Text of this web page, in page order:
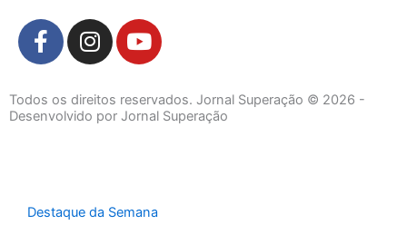
F
a
e
b
-
I
n
t
a
m
Y
o
t
u
Todos os direitos reservados. Jornal Superação © 2026 -
Desenvolvido por Jornal Superação
Destaque da Semana